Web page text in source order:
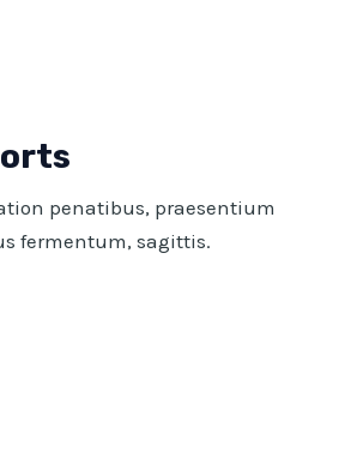
penatibus, praesentium
fermentum, sagittis.